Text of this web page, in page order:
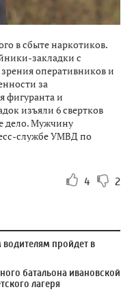
в сбыте наркотиков.
закладки с
оперативников и
за
фигуранта и
изъяли 6 свертков
дело. Мужчину
службе УМВД по
4 2
пройдет в
батальона ивановской
лагеря